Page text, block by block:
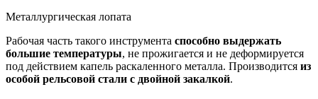
Металлургическая лопата
Рабочая часть такого инструмента способно выдержать
большие температуры, не прожигается и не деформируется
под действием капель раскаленного металла. Производится из
особой рельсовой стали с двойной закалкой.